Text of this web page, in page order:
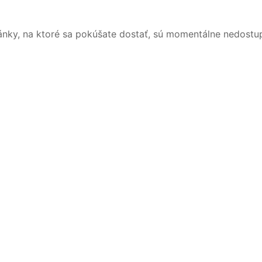
na ktoré sa pokúšate dostať, sú momentálne